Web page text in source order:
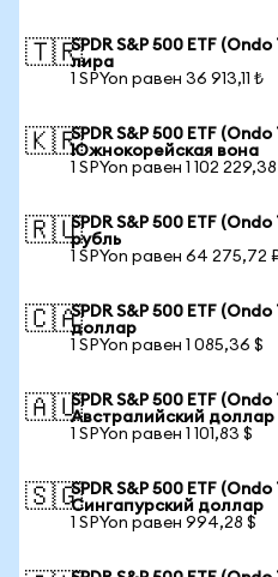
🇹🇷SPDR S&P 500 ETF
лира
1 SPYon равен 36 913,11 ₺
🇰🇷SPDR S&P 500 ETF
Южнокорейская вона
1 SPYon равен 1 102
🇷🇺SPDR S&P 500 ETF
рубль
1 SPYon равен 64 275,72
🇨🇦SPDR S&P 500 ETF
доллар
1 SPYon равен 1 085,36 $
🇦🇺SPDR S&P 500 ETF
Австралийский доллар
1 SPYon равен 1 101,83 $
🇸🇬SPDR S&P 500 ETF
Сингапурский доллар
1 SPYon равен 994,28 $